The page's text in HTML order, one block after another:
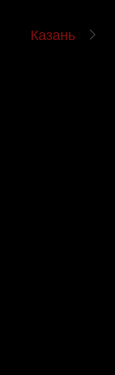
Казань